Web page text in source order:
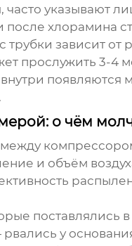
часто указывают
после хлорамина
трубки зависит
прослужить 3-4
о чём
и объём
поставлялись
у